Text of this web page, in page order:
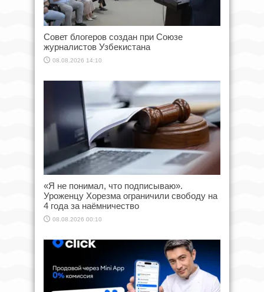
Совет блогеров создан при Союзе
журналистов Узбекистана
08.08.2026 14:10
«Я не понимал, что подписываю».
Уроженцу Хорезма ограничили свободу на
4 года за наёмничество
08.08.2026 00:10